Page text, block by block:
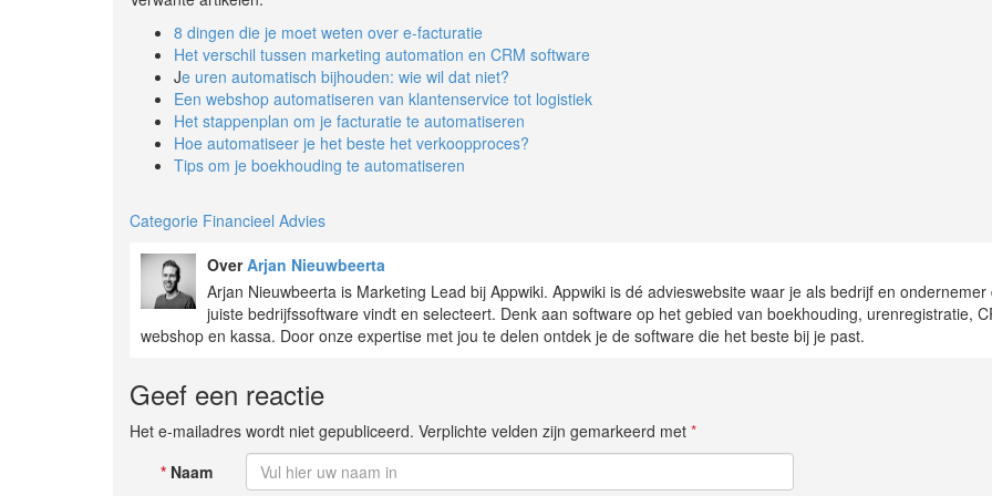
8 dingen die je moet weten over e-facturatie
Het verschil tussen marketing automation en CRM software
Je uren automatisch bijhouden: wie wil dat niet?
Een webshop automatiseren van klantenservice tot logistiek
Het stappenplan om je facturatie te automatiseren
Hoe automatiseer je het beste het verkoopproces?
Tips om je boekhouding te automatiseren
Categorie Financieel Advies
OverArjan Nieuwbeerta
Arjan Nieuwbeerta is Marketing Lead bij Appwiki. Appwiki is dé advieswebsite waar je als bedrijf en ondernemer
juiste bedrijfssoftware vindt en selecteert. Denk aan software op het gebied van boekhouding, urenregistratie,
webshop en kassa. Door onze expertise met jou te delen ontdek je de software die het beste bij je past.
Geef een reactie
Het e-mailadres wordt niet gepubliceerd. Verplichte velden zijn gemarkeerd met *
* Naam